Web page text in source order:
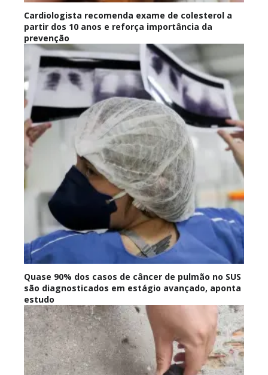
Cardiologista recomenda exame de colesterol a
partir dos 10 anos e reforça importância da
prevenção
Quase 90% dos casos de câncer de pulmão no SUS
são diagnosticados em estágio avançado, aponta
estudo